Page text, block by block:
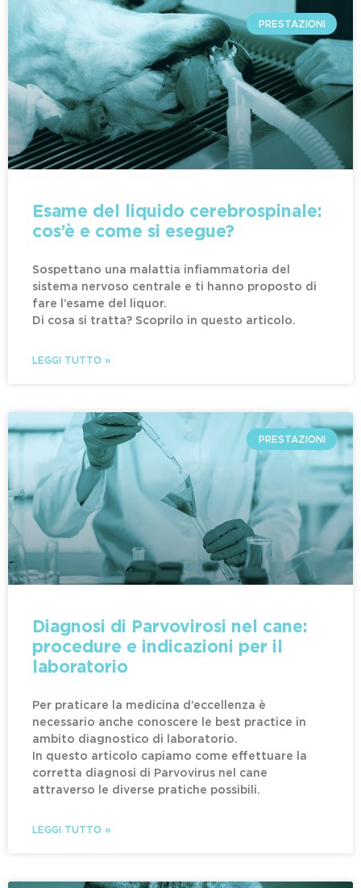
PRESTAZIONI
Esame del liquido cerebrospinale:
cos’è e come si esegue?
Sospettano una malattia infiammatoria del
sistema nervoso centrale e ti hanno proposto di
fare l’esame del liquor.
Di cosa si tratta? Scoprilo in questo articolo.
LEGGI TUTTO »
PRESTAZIONI
Diagnosi di Parvovirosi nel cane:
procedure e indicazioni per il
laboratorio
Per praticare la medicina d’eccellenza è
necessario anche conoscere le best practice in
ambito diagnostico di laboratorio.
In questo articolo capiamo come effettuare la
corretta diagnosi di Parvovirus nel cane
attraverso le diverse pratiche possibili.
LEGGI TUTTO »